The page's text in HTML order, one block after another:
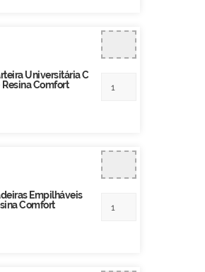
Universitária C
Resina Comfort
Empilháveis
Comfort